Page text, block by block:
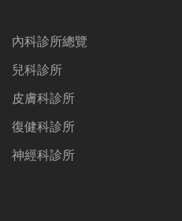
內科診所總覽
兒科診所
皮膚科診所
復健科診所
神經科診所